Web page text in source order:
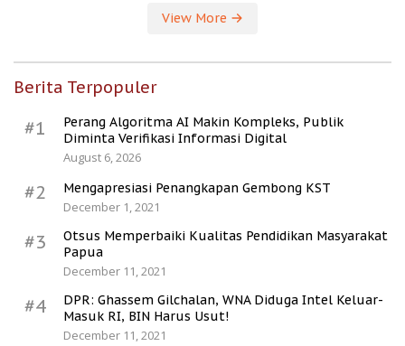
View More
Berita Terpopuler
#1
Perang Algoritma AI Makin Kompleks, Publik
Diminta Verifikasi Informasi Digital
August 6, 2026
#2
Mengapresiasi Penangkapan Gembong KST
December 1, 2021
#3
Otsus Memperbaiki Kualitas Pendidikan Masyarakat
Papua
December 11, 2021
#4
DPR: Ghassem Gilchalan, WNA Diduga Intel Keluar-
Masuk RI, BIN Harus Usut!
December 11, 2021